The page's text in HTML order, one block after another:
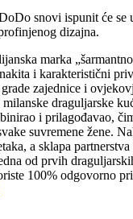
snovi ispunit će se
dizajna.
marka
i karakteristični
zajednice i
draguljarske
i prilagođavao,
suvremene žene.
a sklapa
od prvih
100% odgovorno